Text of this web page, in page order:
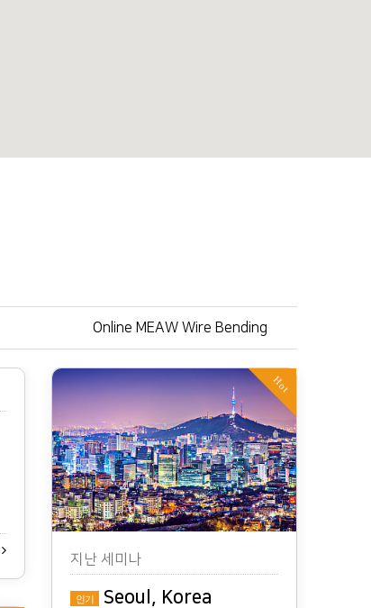
Online MEAW Wire Bending
Hot
지난 세미나
인기
Seoul, Korea